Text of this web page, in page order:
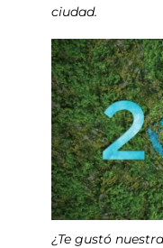
ciudad.
¿Te gustó